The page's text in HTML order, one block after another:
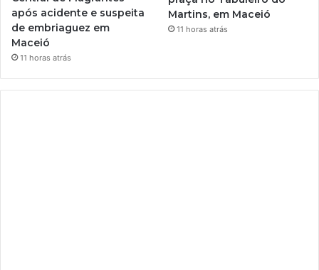
após acidente e suspeita
de embriaguez em
Maceió
11 horas atrás
Martins, em Maceió
11 horas atrás